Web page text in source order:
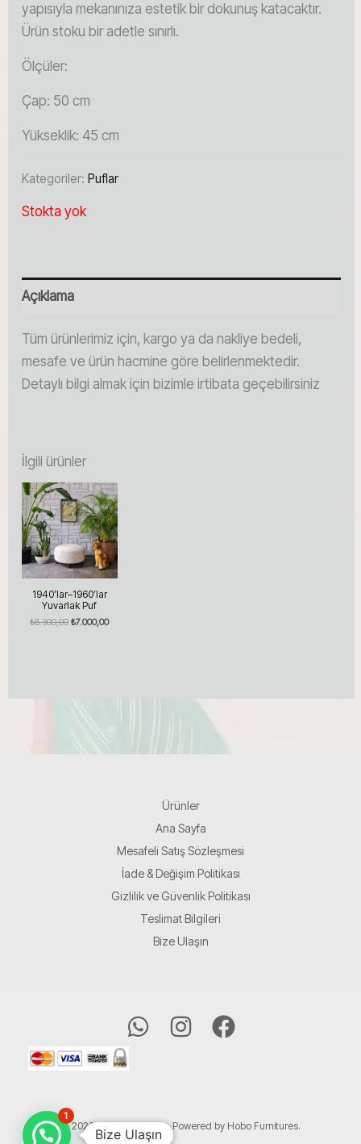
yapısıyla mekanınıza estetik bir dokunuş katacaktır.
Ürün stoku bir adetle sınırlı.
Ölçüler:
Çap: 50 cm
Yükseklik: 45 cm
Kategoriler:Puflar
Stokta yok
Açıklama
Tüm ürünlerimiz için, kargo ya da nakliye bedeli,
mesafe ve ürün hacmine göre belirlenmektedir.
Detaylı bilgi almak için bizimle irtibata geçebilirsiniz
İlgili ürünler
1940’lar–1960’lar
Yuvarlak Puf
₺8.300,00Orijinal
₺7.000,00Şu
Ürünler
Ana Sayfa
Mesafeli Satış Sözleşmesi
İade & Değişim Politikası
Gizlilik ve Güvenlik Politikası
Teslimat Bilgileri
Bize Ulaşın
© 2026 Hobo Furnitures. Powered by Hobo Furnitures.
Bize Ulaşın
1